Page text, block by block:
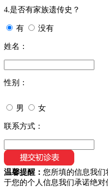
4.是否有家族遗传史？
有 没有
姓名：
性别：
男 女
联系方式：
温馨提醒： 您所填的信息我
于您的个人信息我们承诺绝